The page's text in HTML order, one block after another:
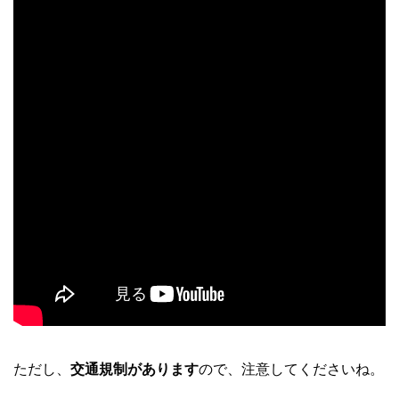
ただし、 交通規制がありますので、注意してくださいね。